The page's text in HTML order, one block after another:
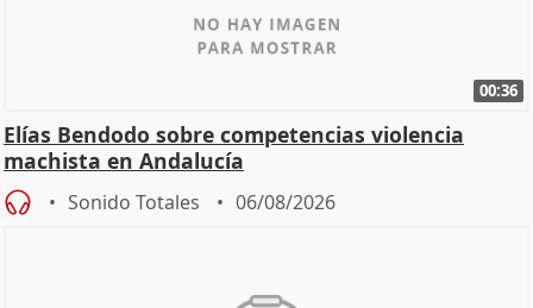
00:36
Elías Bendodo sobre competencias violencia
machista en Andalucía
Sonido Totales 06/08/2026